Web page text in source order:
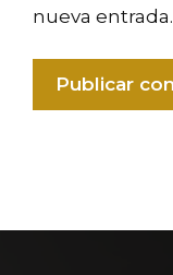
nueva entrada.